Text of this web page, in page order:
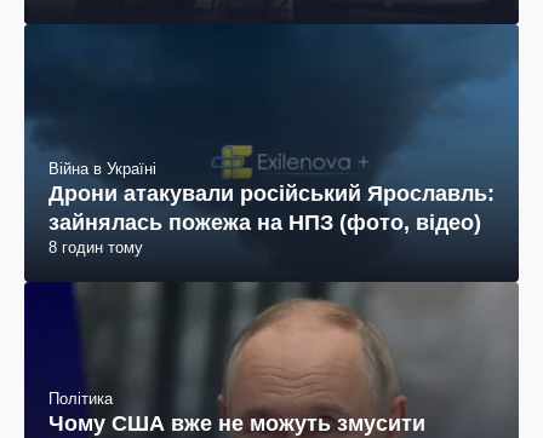
Війна в Україні
Дрони атакували російський Ярославль:
зайнялась пожежа на НПЗ (фото, відео)
8 годин тому
Політика
Чому США вже не можуть змусити